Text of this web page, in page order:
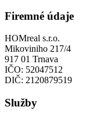
Firemné údaje
HOMreal s.r.o.
Mikoviniho 217/4
917 01 Trnava
IČO: 52047512
DIČ: 2120879519
Služby